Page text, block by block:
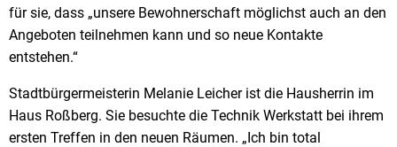
für sie, dass „unsere Bewohnerschaft möglichst auch an den
Angeboten teilnehmen kann und so neue Kontakte
entstehen.“
Stadtbürgermeisterin Melanie Leicher ist die Hausherrin im
Haus Roßberg. Sie besuchte die Technik Werkstatt bei ihrem
ersten Treffen in den neuen Räumen. „Ich bin total